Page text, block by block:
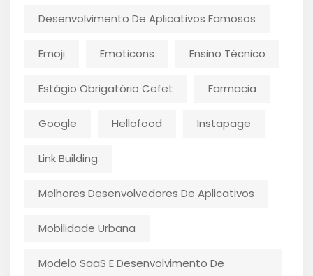
Desenvolvimento De Aplicativos Famosos
Emoji Emoticons Ensino Técnico
Estágio Obrigatório Cefet Farmacia
Google Hellofood Instapage
Link Building
Melhores Desenvolvedores De Aplicativos
Mobilidade Urbana
Modelo SaaS E Desenvolvimento De